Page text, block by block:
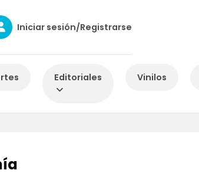
Iniciar sesión/Registrarse
Editoriales Vinilos